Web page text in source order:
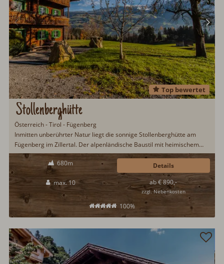
Stollenberghütte
Top bewertet
Österreich - Tirol - Fügenberg
Inmitten unberührter Natur liegt die sonnige Stollenberghütte am
Fügenberg im Zillertal. Der alpenländische Baustil mit heimischem
Altholz lädt ein zu einem erlebnisreichen Hüttenurlaub im Zillertal.
Eine urige Bauernstube mit Kachelofen, ein alter Holzherd sowie eine
Infrarotkabine lassen keine Urlaubswünsche offen...
680m
max. 10
100%
ab € 890,-
zzgl. Nebenkosten
Details